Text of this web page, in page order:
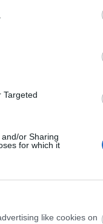
Targeted
or Sharing
for which it
like cookies on